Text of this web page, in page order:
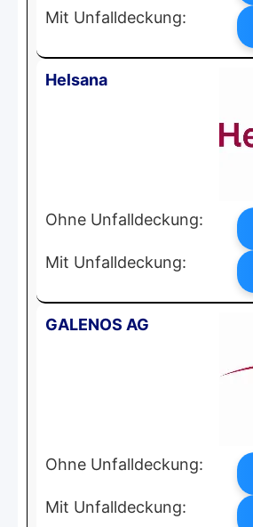
Mit Unfalldeckung:
Helsana
Ohne Unfalldeckung:
Mit Unfalldeckung:
GALENOS AG
Ohne Unfalldeckung:
Mit Unfalldeckung: